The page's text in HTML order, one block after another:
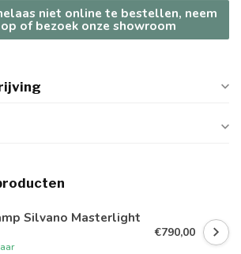
niet online te bestellen, neem
of bezoek onze showroom
Silvano Masterlight
€790,00